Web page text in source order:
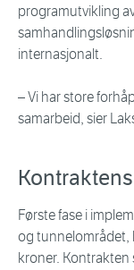
programutvikling
internasjonalt.
– Vi har store
samarbeid, sier
Første fase i
og tunnelområdet,
kroner. Kontrakten